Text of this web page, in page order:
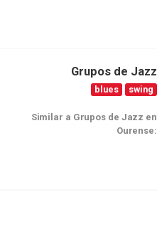
Grupos de Jazz
blues swing
Similar a Grupos de Jazz en
Ourense: